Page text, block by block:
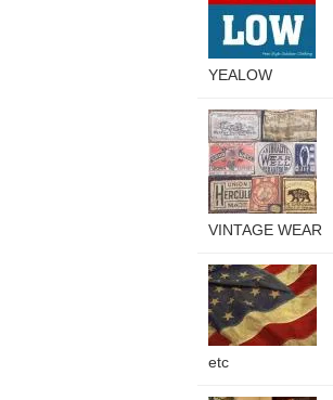
YEALOW
VINTAGE WEAR
etc